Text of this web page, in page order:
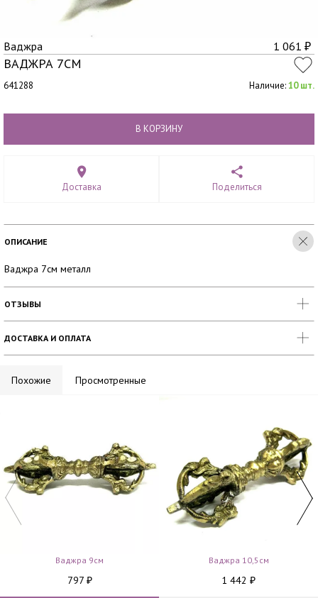
Ваджра 1 061 ₽
ВАДЖРА 7СМ
641288 Наличие:10 шт.
В КОРЗИНУ
Доставка Поделиться
ОПИСАНИЕ
Ваджра 7см металл
ОТЗЫВЫ
ДОСТАВКА И ОПЛАТА
Похожие Просмотренные
Ваджра 9см
797 ₽
Ваджра 10,5см
1 442 ₽